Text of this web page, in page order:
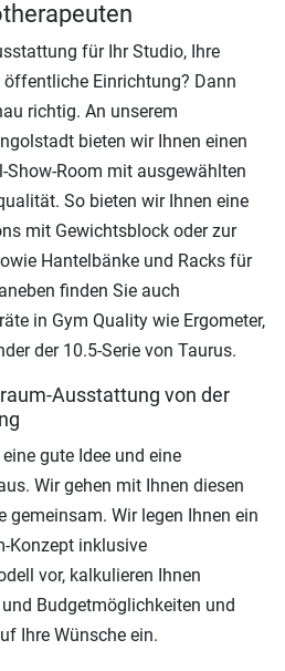
für Ihr Studio, Ihre
öffentliche Einrichtung? Dann
richtig. An unserem
bieten wir Ihnen einen
Room mit ausgewählten
So bieten wir Ihnen eine
mit Gewichtsblock oder zur
Hantelbänke und Racks für
finden Sie auch
in Gym Quality wie Ergometer,
der 10.5-Serie von Taurus.
Ausstattung von der
gute Idee und eine
Wir gehen mit Ihnen diesen
gemeinsam. Wir legen Ihnen ein
Konzept inklusive
vor, kalkulieren Ihnen
Budgetmöglichkeiten und
Ihre Wünsche ein.